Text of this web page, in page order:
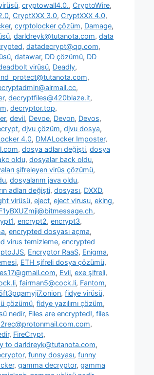
, cryptowall4.0., CryptoWire,
, CryptXXX 3.0, CryptXXX 4.0,
, cyrptolocker çözüm, Damage,
, darldreyk@tutanota.com, data
, datadecrypt@qq.com,
, datawar, DD çözümü, DD
virüsü, Deadly,
,
,
, decryptfiles@420blaze.it,
, decryptor.top,
, devil, Devoe, Devon, Devos,
, djvu çözüm, djvu dosya,
4.0, DMALocker Imposter,
, dosya adları değişti, dosya
oldu, dosyalar back oldu,
şifreleyen virüs çözümü,
, dosyalarım java oldu,
adları değişti, dosyası, DXXD,
virüsü, eject, eject virusu, eking,
,
, encrypt2, encrypt3,
, encrypted dosyası açma,
virus temizleme, encrypted
, Encryptor RaaS, Enigma,
, ETH şifreli dosya çözümü,
, Evil, exe şifreli,
, fairman5@cock.li, Fantom,
, fidye virüsü,
çözümü, fidye yazılımı çözüm,
nedir, Files are encrypted!, files
,
, FireCrypt,
to darldreyk@tutanota.com,
, funny dosyası, funny
, gamma decryptor, gamma